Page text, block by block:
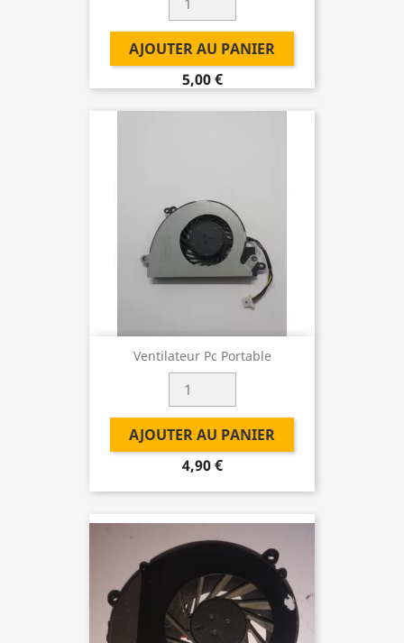
AJOUTER AU PANIER
5,00 €
Ventilateur Pc Portable
AJOUTER AU PANIER
4,90 €